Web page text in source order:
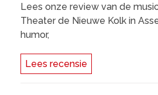
Lees onze review van de
Theater de Nieuwe Kolk in
humor,
Lees recensie